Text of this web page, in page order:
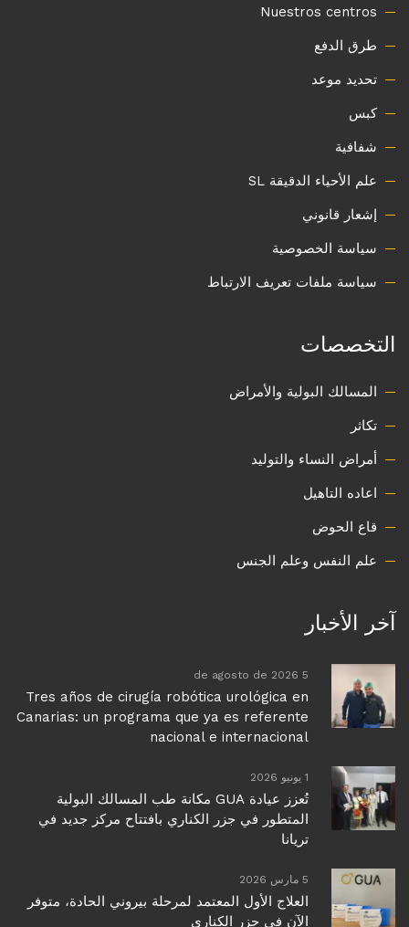
Nuestros centros
طرق الدفع
تحديد موعد
كبس
شفافية
علم الأحياء الدقيقة SL
إشعار قانوني
سياسة الخصوصية
سياسة ملفات تعريف الارتباط
التخصصات
المسالك البولية والأمراض
تكاثر
أمراض النساء والتوليد
اعاده التاهيل
قاع الحوض
علم النفس وعلم الجنس
آخر الأخبار
5 de agosto de 2026
Tres años de cirugía robótica urológica en
Canarias: un programa que ya es referente
nacional e internacional
1 يونيو 2026
تُعزز عيادة GUA مكانة طب المسالك البولية
المتطور في جزر الكناري بافتتاح مركز جديد في
تريانا
5 مارس 2026
العلاج الأول المعتمد لمرحلة بيروني الحادة، متوفر
الآن في جزر الكناري